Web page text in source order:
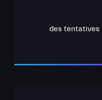
des tentatives